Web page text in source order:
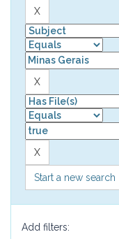
Start a new search
Add filters: